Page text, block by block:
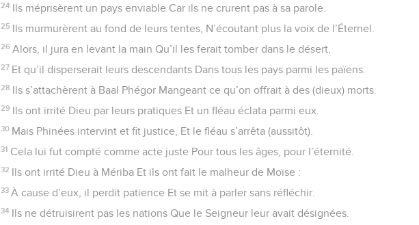
24 Ils méprisèrent un pays enviable Car ils ne crurent pas à sa parole.
25 Ils murmurèrent au fond de leurs tentes, N’écoutant plus la voix de l’Éternel.
26 Alors, il jura en levant la main Qu’il les ferait tomber dans le désert,
27 Et qu’il disperserait leurs descendants Dans tous les pays parmi les païens.
28 Ils s’attachèrent à Baal Phégor Mangeant ce qu’on offrait à des (dieux) morts.
29 Ils ont irrité Dieu par leurs pratiques Et un fléau éclata parmi eux.
30 Mais Phinées intervint et fit justice, Et le fléau s’arrêta (aussitôt).
31 Cela lui fut compté comme acte juste Pour tous les âges, pour l’éternité.
32 Ils ont irrité Dieu à Mériba Et ils ont fait le malheur de Moïse :
33 À cause d’eux, il perdit patience Et se mit à parler sans réfléchir.
34 Ils ne détruisirent pas les nations Que le Seigneur leur avait désignées.